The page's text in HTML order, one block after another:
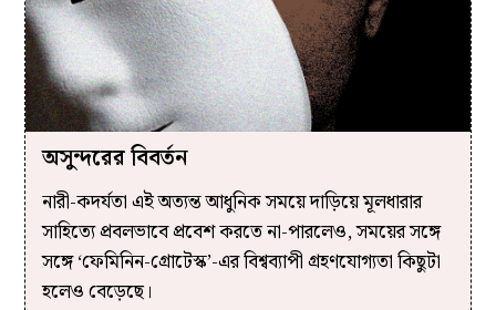
অসুন্দরের বিবর্তন
নারী-কদর্যতা এই অত্যন্ত আধুনিক সময়ে দাড়িয়ে মূলধারার
সাহিত্যে প্রবলভাবে প্রবেশ করতে না-পারলেও, সময়ের সঙ্গে
সঙ্গে ‘ফেমিনিন-গ্রোটেস্ক’-এর বিশ্বব্যাপী গ্রহণযোগ্যতা কিছুটা
হলেও বেড়েছে।